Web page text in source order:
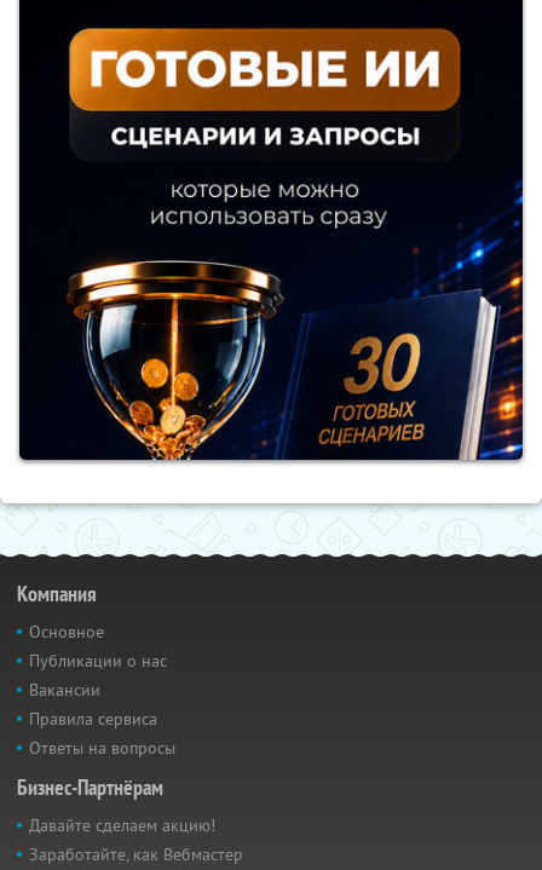
Компания
Основное
Публикации о нас
Вакансии
Правила сервиса
Ответы на вопросы
Бизнес-Партнёрам
Давайте сделаем акцию!
Заработайте, как Вебмастер